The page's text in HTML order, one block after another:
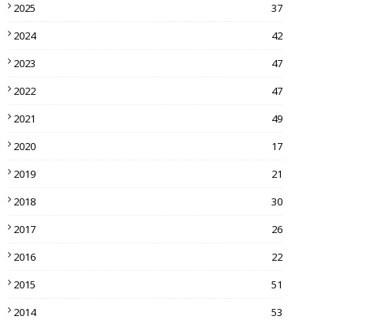
2025
37
2024
42
2023
47
2022
47
2021
49
2020
17
2019
21
2018
30
2017
26
2016
22
2015
51
2014
53